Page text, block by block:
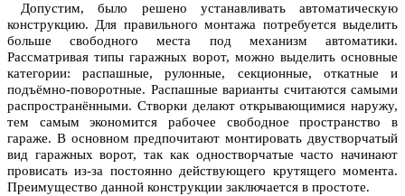
Допустим, было решено устанавливать автоматическую
конструкцию. Для правильного монтажа потребуется выделить
больше свободного места под механизм автоматики.
Рассматривая типы гаражных ворот, можно выделить основные
категории: распашные, рулонные, секционные, откатные и
подъёмно-поворотные. Распашные варианты считаются самыми
распространёнными. Створки делают открывающимися наружу,
тем самым экономится рабочее свободное пространство в
гараже. В основном предпочитают монтировать двустворчатый
вид гаражных ворот, так как одностворчатые часто начинают
провисать из-за постоянно действующего крутящего момента.
Преимущество данной конструкции заключается в простоте.